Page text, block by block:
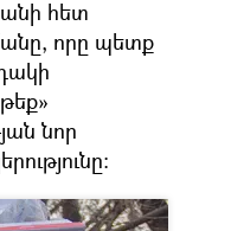
հետ
որը պետք
նոր